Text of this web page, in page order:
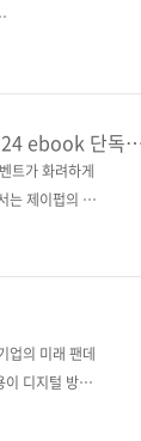
이
임워크 자체가
되는 유스케이
" 원래 글에도
적, 즉시 실행)
3)이 등장하
아이러니합
새삼 느껴지기
않게 JAX가 새
ebook 단독
트가 화려하게
는 제이펍의 신
된 가격에 만나
립니다. 5월 6
독 브랜드전 이
니다! 2024년
업의 미래 팬데
이 디지털 방식
관심이 높아